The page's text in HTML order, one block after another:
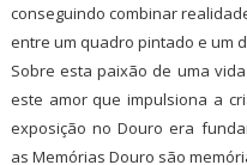
conseguindo combinar
entre um quadro pintado e um
Sobre esta paixão de uma
este amor que impulsiona a
exposição no Douro era
as Memórias Douro são